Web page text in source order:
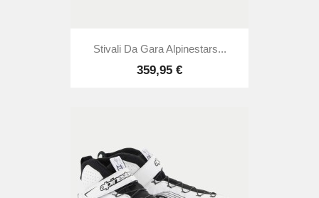
Stivali Da Gara Alpinestars...
359,95 €